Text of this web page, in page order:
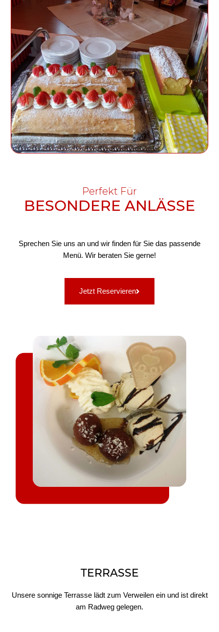
Perfekt Für
BESONDERE ANLÄSSE
Sprechen Sie uns an und wir finden für Sie das passende
Menü. Wir beraten Sie gerne!
Jetzt Reservieren
TERRASSE
Unsere sonnige Terrasse lädt zum Verweilen ein und ist direkt
am Radweg gelegen.